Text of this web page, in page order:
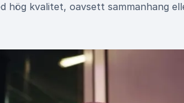
kvalitet, oavsett sammanhang